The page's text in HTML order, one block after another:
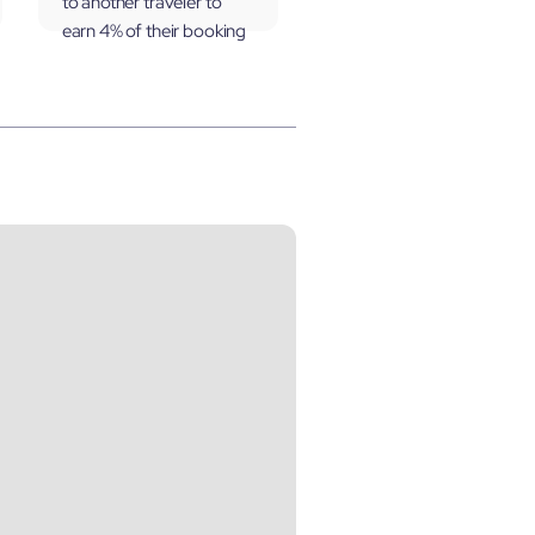
earn 4% of their booking